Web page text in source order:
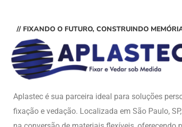
// FIXANDO O FUTURO, CONSTRUINDO
Aplastec é sua parceira ideal para soluções
fixação e vedação. Localizada em São Paulo,